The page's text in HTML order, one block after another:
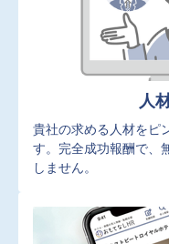
人
貴社の求める人材をピ
す。完全成功報酬で、
しません。